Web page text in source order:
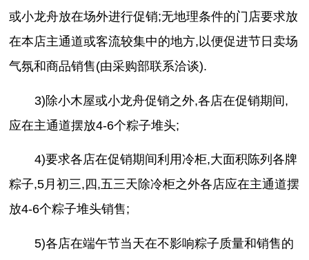
或小龙舟放在场外进行促销;无地理条件的门店要求放
在本店主通道或客流较集中的地方,以便促进节日卖场
气氛和商品销售(由采购部联系洽谈).
3)除小木屋或小龙舟促销之外,各店在促销期间,
应在主通道摆放4-6个粽子堆头;
4)要求各店在促销期间利用冷柜,大面积陈列各牌
粽子,5月初三,四,五三天除冷柜之外各店应在主通道摆
放4-6个粽子堆头销售;
5)各店在端午节当天在不影响粽子质量和销售的